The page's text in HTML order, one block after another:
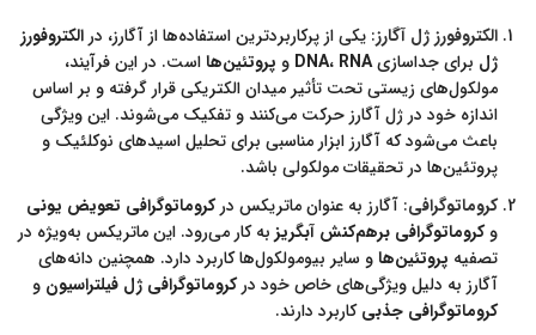
الکتروفورز ژل آگارز: یکی از پرکاربردترین استفاده‌ها از آگارز، در الکتروفورز
ژل برای جداسازی DNA، RNA و پروتئین‌ها است. در این فرآیند،
مولکول‌های زیستی تحت تأثیر میدان الکتریکی قرار گرفته و بر اساس
اندازه خود در ژل آگارز حرکت می‌کنند و تفکیک می‌شوند. این ویژگی
باعث می‌شود که آگارز ابزار مناسبی برای تحلیل اسیدهای نوکلئیک و
پروتئین‌ها در تحقیقات مولکولی باشد.
کروماتوگرافی: آگارز به عنوان ماتریکس درکروماتوگرافی تعویض یونی
وکروماتوگرافی برهم‌کنش آبگریز به کار می‌رود. این ماتریکس به‌ویژه در
تصفیه پروتئین‌ها و سایر بیومولکول‌ها کاربرد دارد. همچنین دانه‌های
آگارز به دلیل ویژگی‌های خاص خود درکروماتوگرافی ژل فیلتراسیون و
کروماتوگرافی جذبیکاربرد دارند.